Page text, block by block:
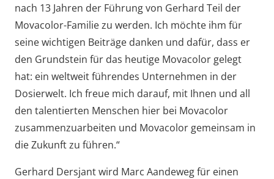
nach 13 Jahren der Führung von Gerhard Teil der
Movacolor-Familie zu werden. Ich möchte ihm für
seine wichtigen Beiträge danken und dafür, dass er
den Grundstein für das heutige Movacolor gelegt
hat: ein weltweit führendes Unternehmen in der
Dosierwelt. Ich freue mich darauf, mit Ihnen und all
den talentierten Menschen hier bei Movacolor
zusammenzuarbeiten und Movacolor gemeinsam in
die Zukunft zu führen.“
Gerhard Dersjant wird Marc Aandeweg für einen